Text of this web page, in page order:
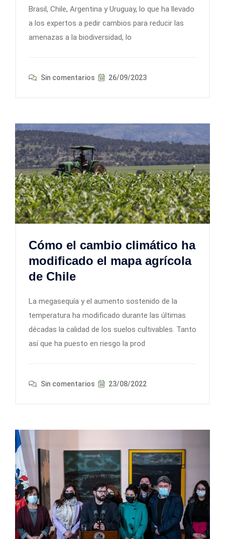
Brasil, Chile, Argentina y Uruguay, lo que ha llevado
a los expertos a pedir cambios para reducir las
amenazas a la biodiversidad, lo
Sin comentarios 26/09/2023
Cómo el cambio climático ha
modificado el mapa agrícola
de Chile
La megasequía y el aumento sostenido de la
temperatura ha modificado durante las últimas
décadas la calidad de los suelos cultivables. Tanto
así que ha puesto en riesgo la prod
Sin comentarios 23/08/2022